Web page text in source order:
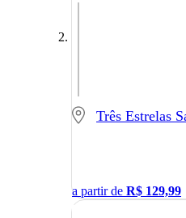
a partir de R$ 129,99